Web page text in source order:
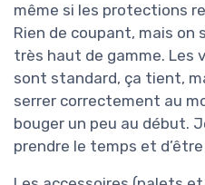
même si les protections
Rien de coupant, mais on
très haut de gamme. Les
sont standard, ça tient,
serrer correctement au
bouger un peu au début.
prendre le temps et